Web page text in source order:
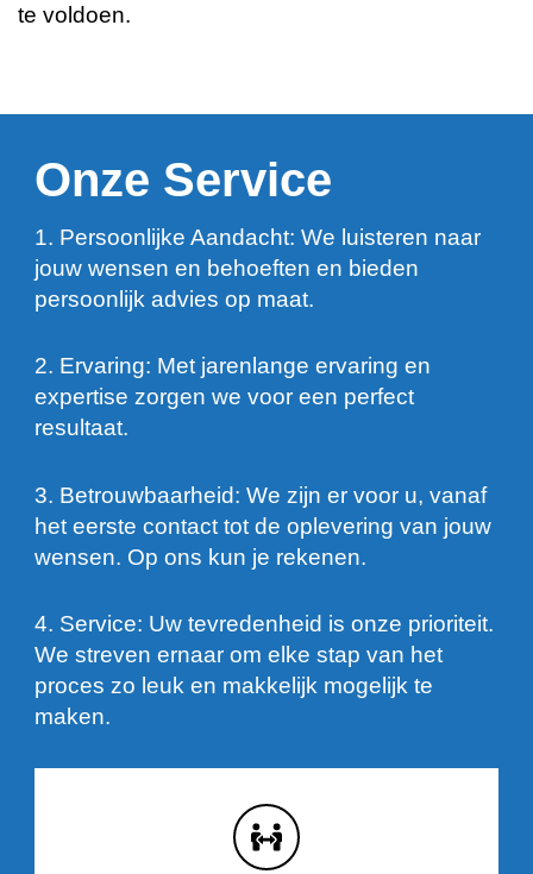
te voldoen.
Onze Service
1. Persoonlijke Aandacht: We luisteren naar
jouw wensen en behoeften en bieden
persoonlijk advies op maat.
2. Ervaring: Met jarenlange ervaring en
expertise zorgen we voor een perfect
resultaat.
3. Betrouwbaarheid: We zijn er voor u, vanaf
het eerste contact tot de oplevering van jouw
wensen. Op ons kun je rekenen.
4. Service: Uw tevredenheid is onze prioriteit.
We streven ernaar om elke stap van het
proces zo leuk en makkelijk mogelijk te
maken.